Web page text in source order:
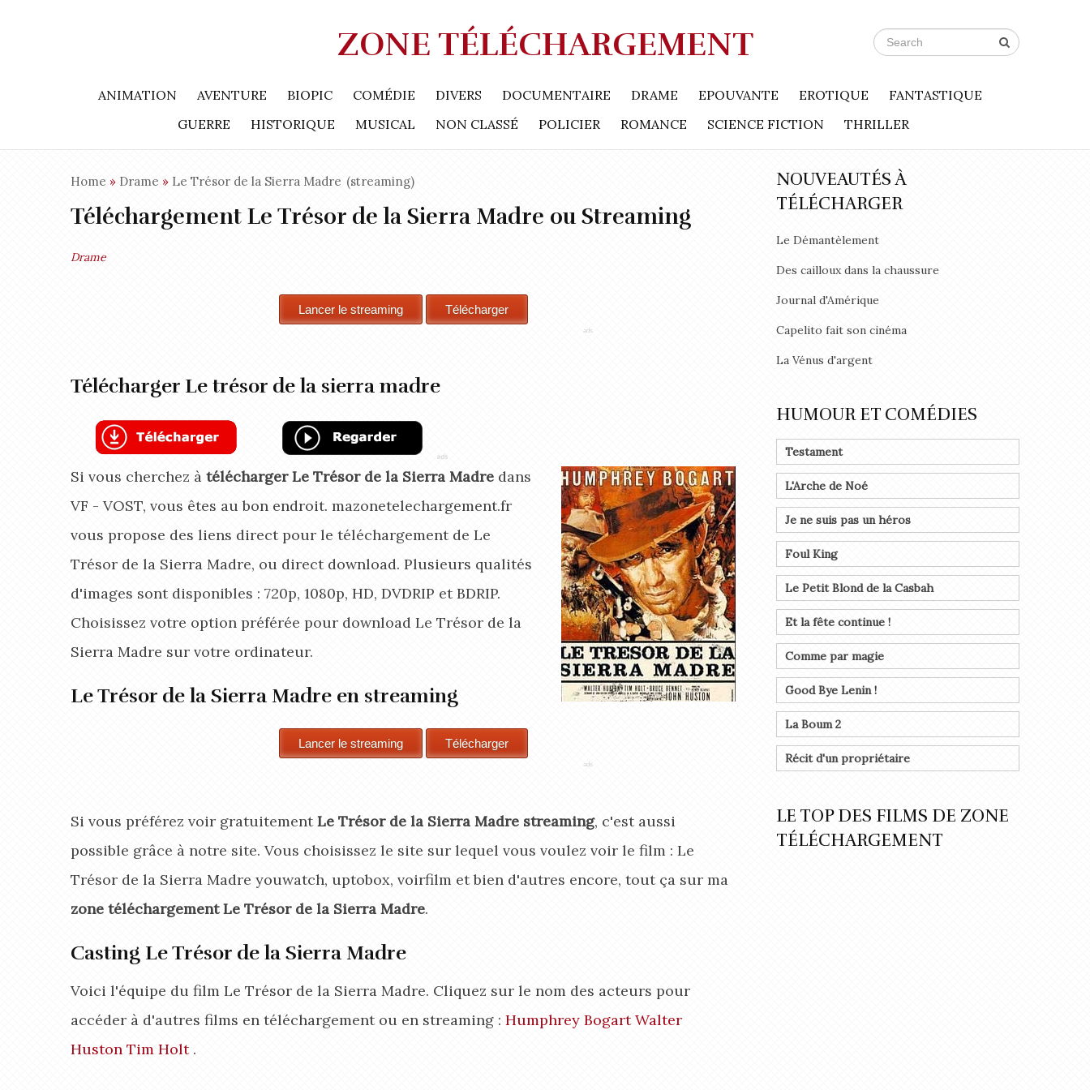
ZONE TÉLÉCHARGEMENT
ANIMATION AVENTURE BIOPIC COMÉDIE DIVERS DOCUMENTAIRE DRAME EPOUVANTE EROTIQUE
FANTASTIQUE
GUERRE
HISTORIQUE MUSICAL NON CLASSÉ POLICIER ROMANCE SCIENCE FICTION THRILLER
Home » Drame » Le Trésor de la Sierra Madre (streaming)
Téléchargement Le Trésor de la Sierra Madre ou Streaming
Drame
Télécharger Le trésor de la sierra madre
Si vous cherchez à télécharger Le Trésor de la Sierra Madre dans
VF - VOST, vous êtes au bon endroit. mazonetelechargement.fr
vous propose des liens direct pour le téléchargement de Le
Trésor de la Sierra Madre, ou direct download. Plusieurs qualités
d'images sont disponibles : 720p, 1080p, HD, DVDRIP et BDRIP.
Choisissez votre option préférée pour download Le Trésor de la
Sierra Madre sur votre ordinateur.
Le Trésor de la Sierra Madre en streaming
Si vous préférez voir gratuitementLe Trésor de la Sierra Madre streaming, c'est aussi
possible grâce à notre site. Vous choisissez le site sur lequel vous voulez voir le film : Le
Trésor de la Sierra Madre youwatch, uptobox, voirfilm et bien d'autres encore, tout ça sur ma
zone téléchargement Le Trésor de la Sierra Madre.
Casting Le Trésor de la Sierra Madre
Voici l'équipe du film Le Trésor de la Sierra Madre. Cliquez sur le nom des acteurs pour
accéder à d'autres films en téléchargement ou en streaming : Humphrey Bogart Walter
Huston Tim Holt.
NOUVEAUTÉS À
TÉLÉCHARGER
Le Démantèlement
Des cailloux dans la chaussure
Journal d'Amérique
Capelito fait son cinéma
La Vénus d'argent
HUMOUR ET COMÉDIES
Testament
L'Arche de Noé
Je ne suis pas un héros
Foul King
Le Petit Blond de la Casbah
Et la fête continue !
Comme par magie
Good Bye Lenin !
La Boum 2
Récit d'un propriétaire
LE TOP DES FILMS DE ZONE
TÉLÉCHARGEMENT